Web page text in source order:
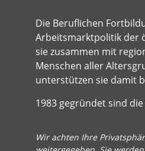
Die Beruflichen
Arbeitsmarktpolitik der
sie zusammen mit
Menschen aller
unterstützen sie damit
1983 gegründet sind
Wir achten Ihre